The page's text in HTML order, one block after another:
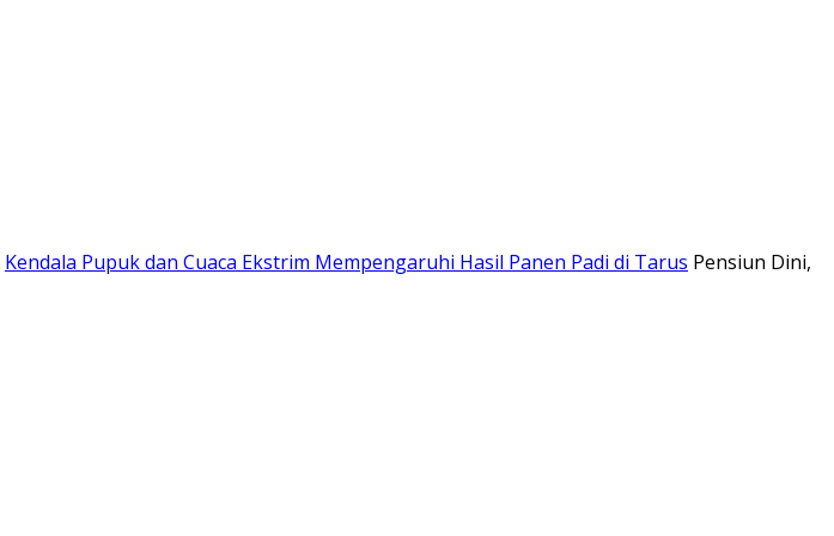
Kendala Pupuk dan Cuaca Ekstrim Mempengaruhi Hasil Panen Padi di Tarus Pensiun Dini,